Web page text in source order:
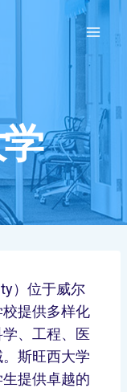
）位于威尔
提供多样化
、工程、医
斯旺西大学
提供卓越的